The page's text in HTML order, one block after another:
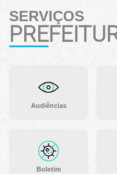
SERVIÇOS
Audiências
Boletim